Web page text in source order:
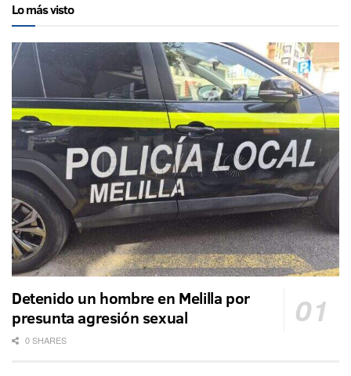
Lo más visto
Detenido un hombre en Melilla por
presunta agresión sexual
0 SHARES